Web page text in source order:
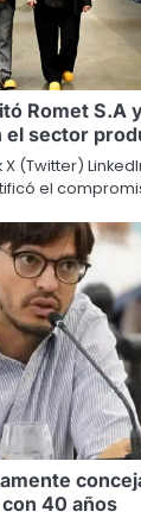
Romet S.A
el sector
(Twitter)
el
40 años